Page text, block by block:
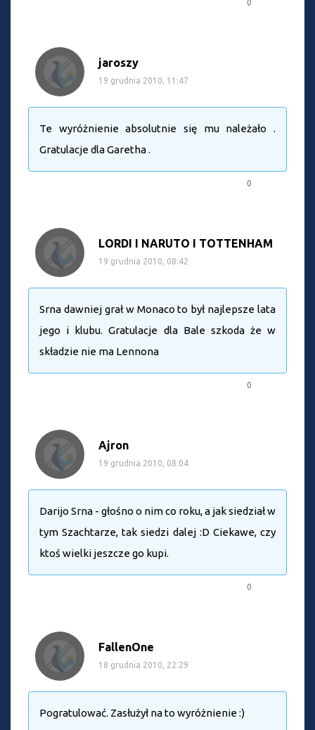
0
jaroszy
19 grudnia 2010, 11:47
Te wyróżnienie absolutnie się mu należało .
Gratulacje dla Garetha .
0
LORDI I NARUTO I TOTTENHAM
19 grudnia 2010, 08:42
Srna dawniej grał w Monaco to był najlepsze lata
jego i klubu. Gratulacje dla Bale szkoda że w
składzie nie ma Lennona
0
Ajron
19 grudnia 2010, 08:04
Darijo Srna - głośno o nim co roku, a jak siedział w
tym Szachtarze, tak siedzi dalej :D Ciekawe, czy
ktoś wielki jeszcze go kupi.
0
FallenOne
18 grudnia 2010, 22:29
Pogratulować. Zasłużył na to wyróżnienie :)